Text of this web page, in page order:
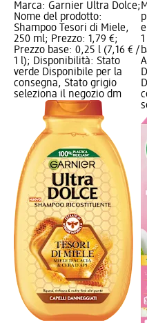
Marca: Garnier Ultra Dolce;
Nome del prodotto:
Shampoo Tesori di Miele,
250 ml; Prezzo: 1,79 €;
Prezzo base: 0,25 l (7,16 € /
1 l); Disponibilità: Stato
verde Disponibile per la
consegna, Stato grigio
seleziona il negozio dm